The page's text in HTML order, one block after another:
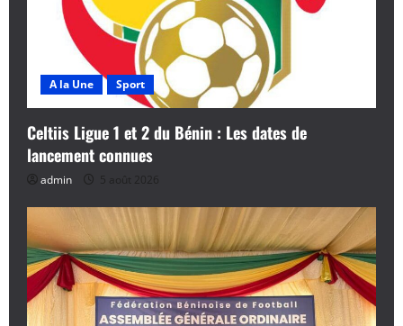
A la Une Sport
Celtiis Ligue 1 et 2 du Bénin : Les dates de
lancement connues
admin 5 août 2026